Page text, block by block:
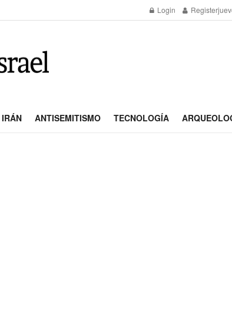
Login Register
IRÁN ANTISEMITISMO TECNOLOGÍA